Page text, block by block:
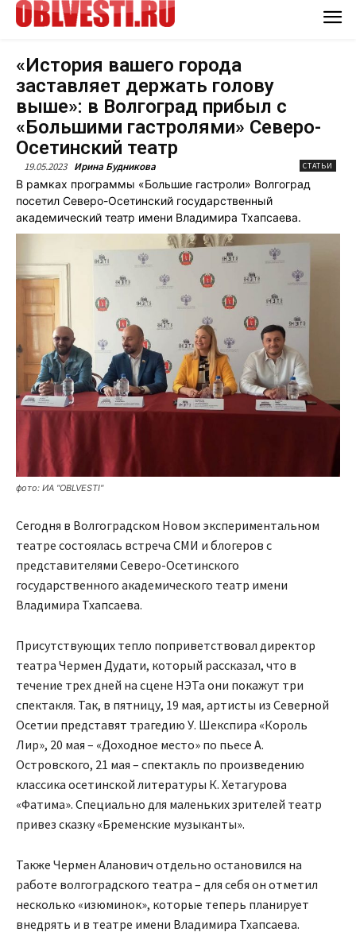
«История вашего города
заставляет держать голову
выше»: в Волгоград прибыл с
«Большими гастролями» Северо-
Осетинский театр
19.05.2023 Ирина Будникова СТАТЬИ
В рамках программы «Большие гастроли» Волгоград
посетил Северо-Осетинский государственный
академический театр имени Владимира Тхапсаева.
фото: ИА "OBLVESTI"
Сегодня в Волгоградском Новом экспериментальном
театре состоялась встреча СМИ и блогеров с
представителями Северо-Осетинского
государственного академического театр имени
Владимира Тхапсаева.
Присутствующих тепло поприветствовал директор
театра Чермен Дудати, который рассказал, что в
течение трех дней на сцене НЭТа они покажут три
спектакля. Так, в пятницу, 19 мая, артисты из Северной
Осетии представят трагедию У. Шекспира «Король
Лир», 20 мая – «Доходное место» по пьесе А.
Островского, 21 мая – спектакль по произведению
классика осетинской литературы К. Хетагурова
«Фатима». Специально для маленьких зрителей театр
привез сказку «Бременские музыканты».
Также Чермен Аланович отдельно остановился на
работе волгоградского театра – для себя он отметил
несколько «изюминок», которые теперь планирует
внедрять и в театре имени Владимира Тхапсаева.